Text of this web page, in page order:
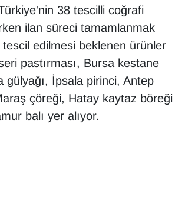
38 tescilli coğrafi
ilan süreci tamamlanmak
edilmesi beklenen ürünler
pastırması, Bursa kestane
gülyağı, İpsala pirinci, Antep
çöreği, Hatay kaytaz böreği
balı yer alıyor.